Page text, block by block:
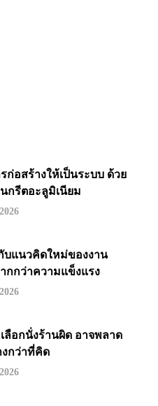
ก่อสร้างให้เป็นระบบ ด้วย
กรีตอะลูมิเนียม
กับแนวคิดใหม่ของงาน
กกว่าความแข็งแรง
เลือกนั่งร้านผิด อาจพลาด
กว่าที่คิด